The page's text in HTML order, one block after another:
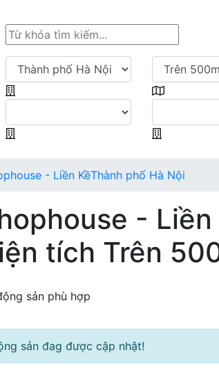
- Liền KềThành phố Hà Nội
-
tích Trên
sản phù hợp
sản đag được cập nhật!